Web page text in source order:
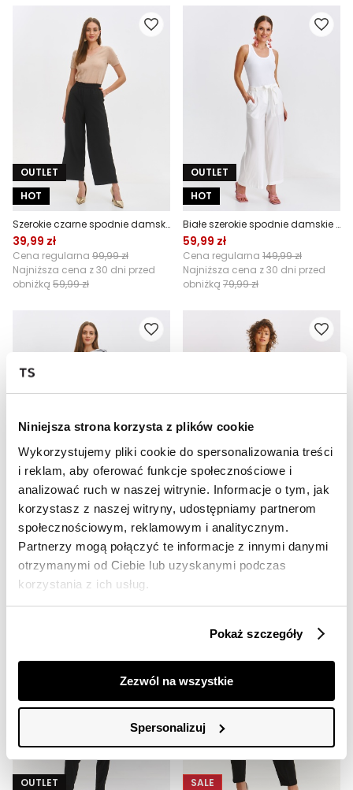
Niniejsza strona korzysta z plików cookie
Wykorzystujemy pliki cookie do spersonalizowania treści
i reklam, aby oferować funkcje społecznościowe i
analizować ruch w naszej witrynie. Informacje o tym, jak
korzystasz z naszej witryny, udostępniamy partnerom
społecznościowym, reklamowym i analitycznym.
Partnerzy mogą połączyć te informacje z innymi danymi
otrzymanymi od Ciebie lub uzyskanymi podczas
korzystania z ich usług.
Pokaż szczegóły
Zezwól na wszystkie
Spersonalizuj
OUTLET
HOT
Szerokie czarne spodnie damskie wide leg
39,99 zł
Cena regularna 99,99 zł
Najniższa cena z 30 dni przed
obniżką 59,99 zł
OUTLET
HOT
Białe szerokie spodnie damskie w kant
59,99 zł
Cena regularna 149,99 zł
Najniższa cena z 30 dni przed
obniżką 79,99 zł
OUTLET
Spodnie damskie
59,99 zł
Cena regularna 149,99 zł
Najniższa cena z 30 dni przed
obniżką79,99 zł
OUTLET
HOT
Szerokie spodnie
49,99 zł
Cena regularna139,99 zł
Najniższa cena z 30 dni przed
OUTLET
SALE